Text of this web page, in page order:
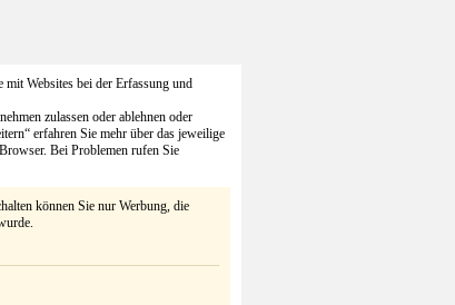
Websites bei der Erfassung und
zulassen oder ablehnen oder
erfahren Sie mehr über das jeweilige
Bei Problemen rufen Sie
können Sie nur Werbung, die